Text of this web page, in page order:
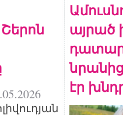
այրած
նրանից
էր